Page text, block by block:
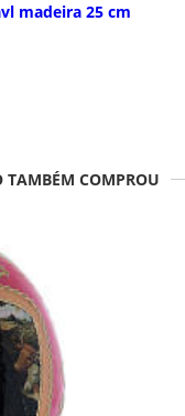
madeira 25 cm
TAMBÉM COMPROU